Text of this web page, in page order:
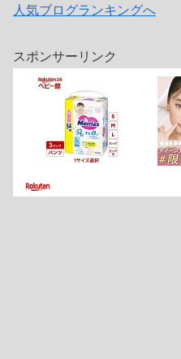
人気ブログランキングへ
スポンサーリンク